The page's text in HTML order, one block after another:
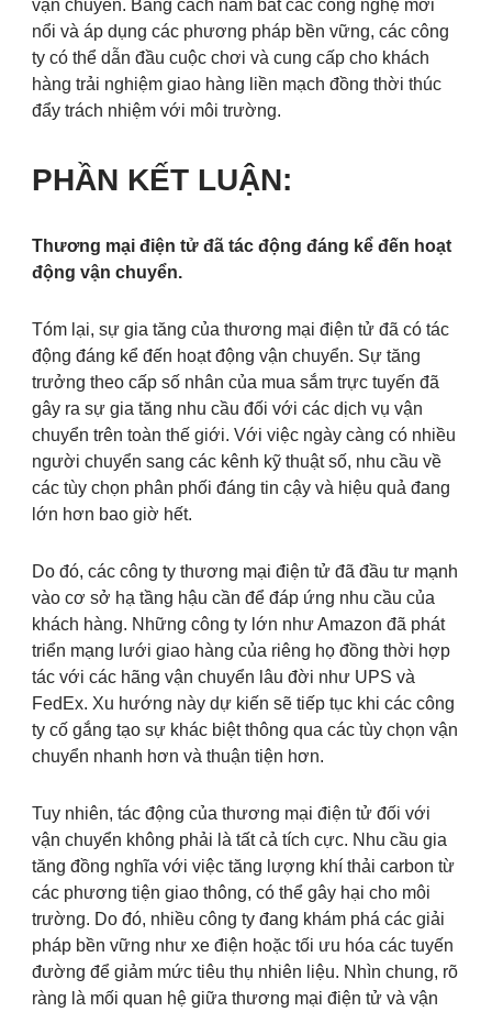
vận chuyển. Bằng cách nắm bắt các công nghệ mới
nổi và áp dụng các phương pháp bền vững, các công
ty có thể dẫn đầu cuộc chơi và cung cấp cho khách
hàng trải nghiệm giao hàng liền mạch đồng thời thúc
đẩy trách nhiệm với môi trường.
PHẦN KẾT LUẬN:
Thương mại điện tử đã tác động đáng kể đến hoạt
động vận chuyển.
Tóm lại, sự gia tăng của thương mại điện tử đã có tác
động đáng kể đến hoạt động vận chuyển. Sự tăng
trưởng theo cấp số nhân của mua sắm trực tuyến đã
gây ra sự gia tăng nhu cầu đối với các dịch vụ vận
chuyển trên toàn thế giới. Với việc ngày càng có nhiều
người chuyển sang các kênh kỹ thuật số, nhu cầu về
các tùy chọn phân phối đáng tin cậy và hiệu quả đang
lớn hơn bao giờ hết.
Do đó, các công ty thương mại điện tử đã đầu tư mạnh
vào cơ sở hạ tầng hậu cần để đáp ứng nhu cầu của
khách hàng. Những công ty lớn như Amazon đã phát
triển mạng lưới giao hàng của riêng họ đồng thời hợp
tác với các hãng vận chuyển lâu đời như UPS và
FedEx. Xu hướng này dự kiến sẽ tiếp tục khi các công
ty cố gắng tạo sự khác biệt thông qua các tùy chọn vận
chuyển nhanh hơn và thuận tiện hơn.
Tuy nhiên, tác động của thương mại điện tử đối với
vận chuyển không phải là tất cả tích cực. Nhu cầu gia
tăng đồng nghĩa với việc tăng lượng khí thải carbon từ
các phương tiện giao thông, có thể gây hại cho môi
trường. Do đó, nhiều công ty đang khám phá các giải
pháp bền vững như xe điện hoặc tối ưu hóa các tuyến
đường để giảm mức tiêu thụ nhiên liệu. Nhìn chung, rõ
ràng là mối quan hệ giữa thương mại điện tử và vận